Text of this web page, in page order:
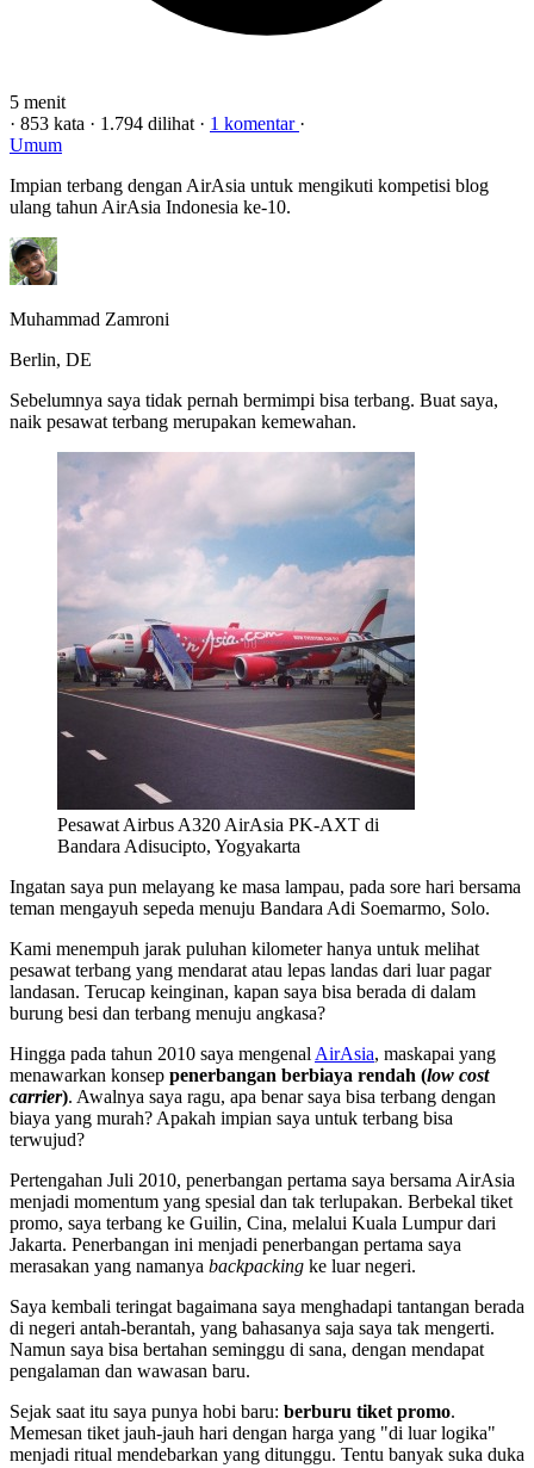
5 menit
· 853 kata · 1.794 dilihat · 1 komentar ·
Umum
Impian terbang dengan AirAsia untuk mengikuti kompetisi blog
ulang tahun AirAsia Indonesia ke-10.
Muhammad Zamroni
Berlin, DE
Sebelumnya saya tidak pernah bermimpi bisa terbang. Buat saya,
naik pesawat terbang merupakan kemewahan.
Pesawat Airbus A320 AirAsia PK-AXT di
Bandara Adisucipto, Yogyakarta
Ingatan saya pun melayang ke masa lampau, pada sore hari bersama
teman mengayuh sepeda menuju Bandara Adi Soemarmo, Solo.
Kami menempuh jarak puluhan kilometer hanya untuk melihat
pesawat terbang yang mendarat atau lepas landas dari luar pagar
landasan. Terucap keinginan, kapan saya bisa berada di dalam
burung besi dan terbang menuju angkasa?
Hingga pada tahun 2010 saya mengenal AirAsia, maskapai yang
menawarkan konsep penerbangan berbiaya rendah (low cost
carrier). Awalnya saya ragu, apa benar saya bisa terbang dengan
biaya yang murah? Apakah impian saya untuk terbang bisa
terwujud?
Pertengahan Juli 2010, penerbangan pertama saya bersama AirAsia
menjadi momentum yang spesial dan tak terlupakan. Berbekal tiket
promo, saya terbang ke Guilin, Cina, melalui Kuala Lumpur dari
Jakarta. Penerbangan ini menjadi penerbangan pertama saya
merasakan yang namanya backpacking ke luar negeri.
Saya kembali teringat bagaimana saya menghadapi tantangan berada
di negeri antah-berantah, yang bahasanya saja saya tak mengerti.
Namun saya bisa bertahan seminggu di sana, dengan mendapat
pengalaman dan wawasan baru.
Sejak saat itu saya punya hobi baru: berburu tiket promo.
Memesan tiket jauh-jauh hari dengan harga yang "di luar logika"
menjadi ritual mendebarkan yang ditunggu. Tentu banyak suka duka